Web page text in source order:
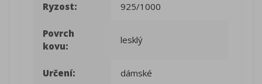
Ryzost: 925/1000
Povrch
kovu:
lesklý
Určení: dámské